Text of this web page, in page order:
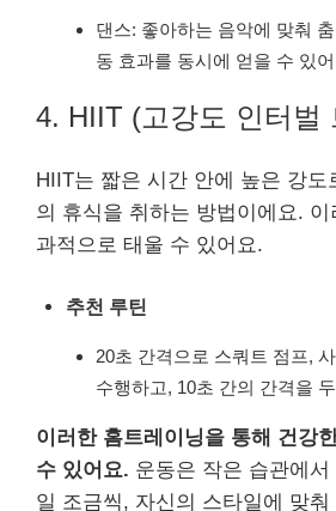
댄스: 좋아하는 음악에 맞춰
동 효과를 동시에 얻을 수 있
4. HIIT (고강도 인터벌
HIIT는 짧은 시간 안에 높은 강도
의 휴식을 취하는 방법이에요. 이
과적으로 태울 수 있어요.
추천 루틴
20초 간격으로 스쿼트 점프,
수행하고, 10초 간의 간격을
이러한 홈트레이닝을 통해 건강
수 있어요. 운동은 작은 습관에
일 조금씩, 자신의 스타일에 맞춰